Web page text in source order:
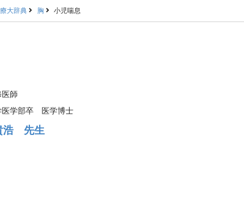
大辞典 胸 小児喘息
医師
医学部卒 医学博士
浩 先生